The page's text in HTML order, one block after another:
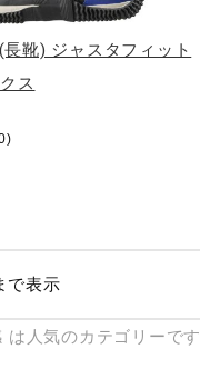
靴) ジャスタフィット
ス
で表示
は人気のカテゴリーで